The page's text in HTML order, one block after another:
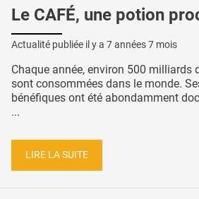
Le CAFÉ, une potion
Actualité publiée il y a 7 années 7 mois
Chaque année, environ 500 milliards
sont consommées dans le monde.
bénéfiques ont été abondamment
...
LIRE LA SUITE